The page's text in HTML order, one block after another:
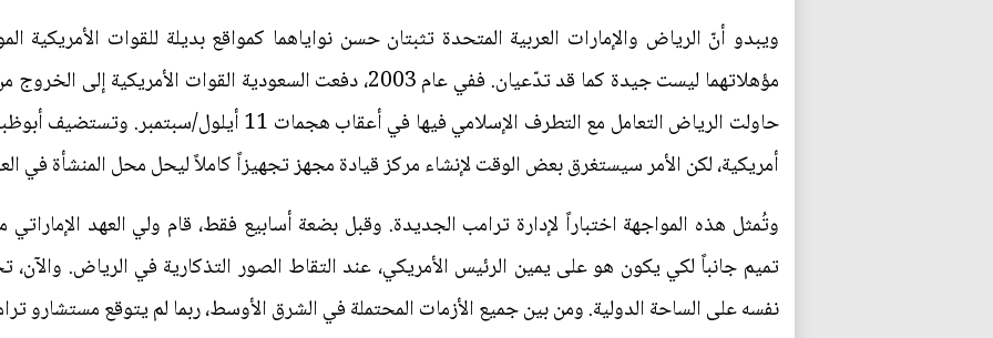
ويبدو أنّ الرياض والإمارات العربية المتحدة تثبتان حسن نواياهما كمواقع بديلة للقوات الأمريكية
مؤهلاتهما ليست جيدة كما قد تدّعيان. ففي عام 2003، دفعت السعودية
حاولت الرياض التعامل مع التطرف الإسلامي فيها في أعقاب
أمريكية، لكن الأمر سيستغرق بعض الوقت لإنشاء مركز قيادة مجهز تجهيزاً كاملاً ليحل محل المنشأة في
وتُمثل هذه المواجهة اختباراً لإدارة ترامب الجديدة. وقبل بضعة أسابيع فقط، قام ولي العهد الإماراتي
تميم جانباً لكي يكون هو على يمين الرئيس الأمريكي، عند التقاط الصور التذكارية في الرياض. والآن،
نفسه على الساحة الدولية. ومن بين جميع الأزمات المحتملة في الشرق الأوسط، ربما لم يتوقع مستشارو